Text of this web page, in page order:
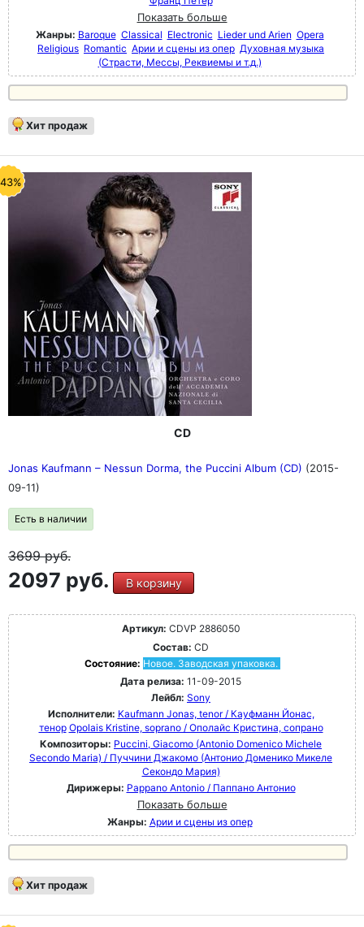
Показать больше
Жанры: Baroque Classical Electronic Lieder und Arien Opera
Religious Romantic Арии и сцены из опер Духовная музыка
(Страсти, Мессы, Реквиемы и т.д.)
Хит продаж
CD
Jonas Kaufmann – Nessun Dorma, the Puccini Album (CD) (2015-
09-11)
Есть в наличии
3699руб.
2097 руб. В корзину
Артикул: CDVP 2886050
Состав: CD
Состояние: Новое. Заводская упаковка.
Дата релиза: 11-09-2015
Лейбл: Sony
Исполнители: Kaufmann Jonas, tenor / Кауфманн Йонас,
тенор Opolais Kristine, soprano / Ополайс Кристина, сопрано
Композиторы: Puccini, Giacomo (Antonio Domenico Michele
Secondo Maria) / Пуччини Джакомо (Антонио Доменико Микеле
Секондо Мария)
Дирижеры: Pappano Antonio / Паппано Антонио
Показать больше
Жанры: Арии и сцены из опер
Хит продаж